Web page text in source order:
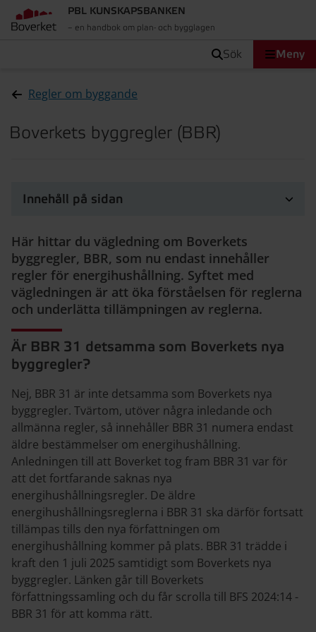
PBL KUNSKAPSBANKEN
– en handbok om plan- och bygglagen
sök Meny
Regler om byggande
Boverkets byggregler (BBR)
Innehåll på sidan
Här hittar du vägledning om Boverkets
byggregler, BBR, som nu endast innehåller
regler för energihushållning. Syftet med
vägledningen är att öka förståelsen för reglerna
och underlätta tillämpningen av reglerna.
Är BBR 31 detsamma som Boverkets nya
byggregler?
Nej, BBR 31 är inte detsamma som Boverkets nya
byggregler. Tvärtom, utöver några inledande och
allmänna regler, så innehåller BBR 31 numera endast
äldre bestämmelser om energihushållning.
Anledningen till att Boverket tog fram BBR 31 var för
att det fortfarande saknas nya
energihushållningsregler. De äldre
energihushållningsreglerna i BBR 31 ska därför fortsatt
tillämpas tills den nya författningen om
energihushållning kommer på plats. BBR 31 trädde i
kraft den 1 juli 2025 samtidigt som Boverkets nya
byggregler. Länken går till Boverkets
författningssamling och du får scrolla till BFS 2024:14 -
BBR 31 för att komma rätt.